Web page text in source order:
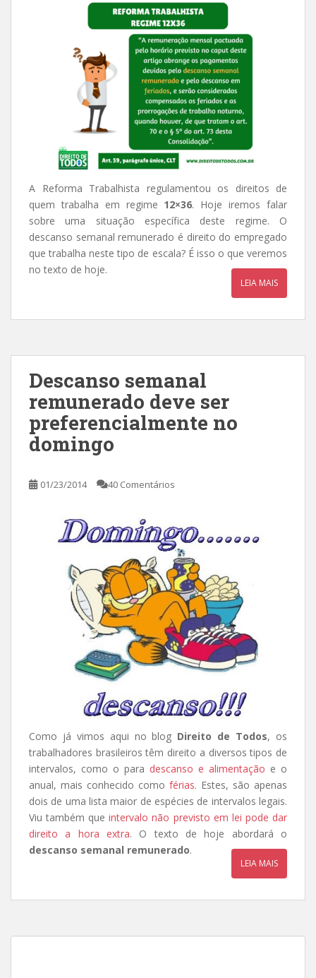
A Reforma Trabalhista regulamentou os direitos de
quem trabalha em regime 12×36. Hoje iremos falar
sobre uma situação específica deste regime. O
descanso semanal remunerado é direito do empregado
que trabalha neste tipo de escala? É isso o que veremos
no texto de hoje.
LEIA MAIS
Descanso semanal
remunerado deve ser
preferencialmente no
domingo
01/23/2014 40 Comentários
Como já vimos aqui no blog Direito de Todos, os
trabalhadores brasileiros têm direito a diversos tipos de
intervalos, como o para descanso e alimentação e o
anual, mais conhecido como férias. Estes, são apenas
dois de uma lista maior de espécies de intervalos legais.
Viu também queintervalo não previsto em lei pode dar
direito a hora extra. O texto de hoje abordará o
descanso semanal remunerado.
LEIA MAIS